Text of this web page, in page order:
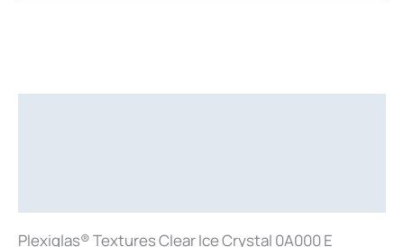
Plexiglas® Textures Clear Ice Crystal 0A000 E